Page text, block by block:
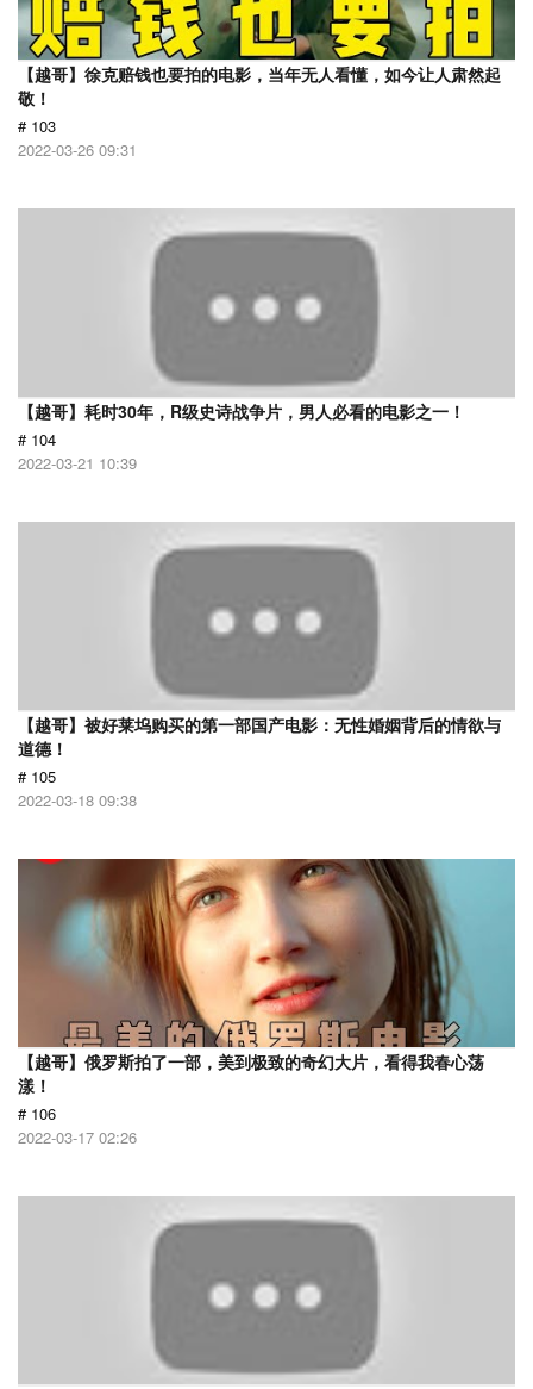
【越哥】徐克赔钱也要拍的电影，当年无人看懂，如今让人肃然起
敬！
# 103
2022-03-26 09:31
【越哥】耗时30年，R级史诗战争片，男人必看的电影之一！
# 104
2022-03-21 10:39
【越哥】被好莱坞购买的第一部国产电影：无性婚姻背后的情欲与
道德！
# 105
2022-03-18 09:38
【越哥】俄罗斯拍了一部，美到极致的奇幻大片，看得我春心荡
漾！
# 106
2022-03-17 02:26